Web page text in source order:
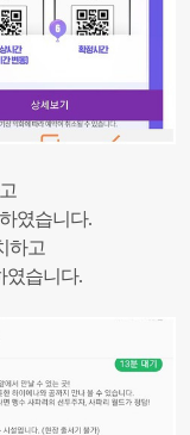
였습니다.
하고
였습니다.